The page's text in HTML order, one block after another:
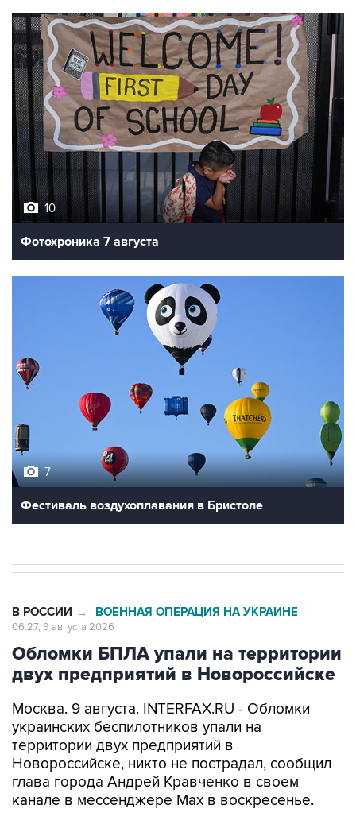
10
Фотохроника 7 августа
7
Фестиваль воздухоплавания в Бристоле
В РОССИИ → ВОЕННАЯ ОПЕРАЦИЯ НА УКРАИНЕ
06:27, 9 августа 2026
Обломки БПЛА упали на территории
двух предприятий в Новороссийске
Москва. 9 августа. INTERFAX.RU - Обломки
украинских беспилотников упали на
территории двух предприятий в
Новороссийске, никто не пострадал, сообщил
глава города Андрей Кравченко в своем
канале в мессенджере Max в воскресенье.